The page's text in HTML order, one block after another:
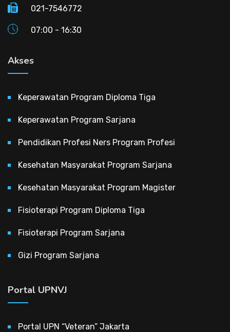
021-7546772
07:00 - 16:30
Akses
Keperawatan Program Diploma Tiga
Keperawatan Program Sarjana
Pendidikan Profesi Ners Program Profesi
Kesehatan Masyarakat Program Sarjana
Kesehatan Masyarakat Program Magister
Fisioterapi Program Diploma Tiga
Fisioterapi Program Sarjana
Gizi Program Sarjana
Portal UPNVJ
Portal UPN “Veteran” Jakarta